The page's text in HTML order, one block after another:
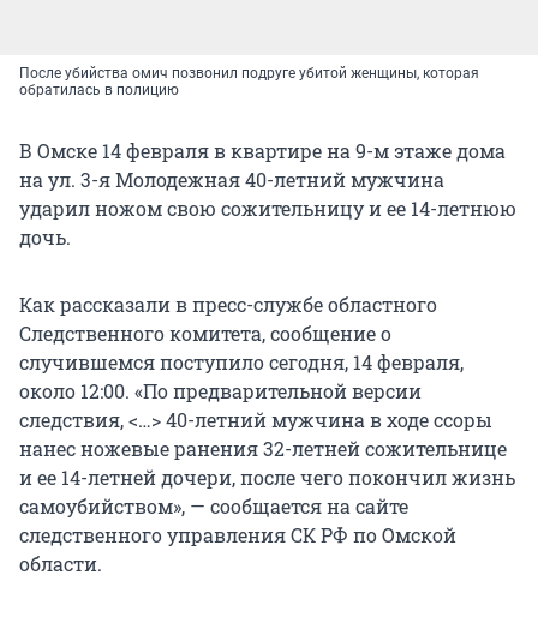
После убийства омич позвонил подруге убитой женщины, которая
обратилась в полицию
В Омске 14 февраля в квартире на 9-м этаже дома
на ул. 3-я Молодежная 40-летний мужчина
ударил ножом свою сожительницу и ее 14-летнюю
дочь.
Как рассказали в пресс-службе областного
Следственного комитета, сообщение о
случившемся поступило сегодня, 14 февраля,
около 12:00. «По предварительной версии
следствия, <…> 40-летний мужчина в ходе ссоры
нанес ножевые ранения 32-летней сожительнице
и ее 14-летней дочери, после чего покончил жизнь
самоубийством», — сообщается на сайте
следственного управления СК РФ по Омской
области.